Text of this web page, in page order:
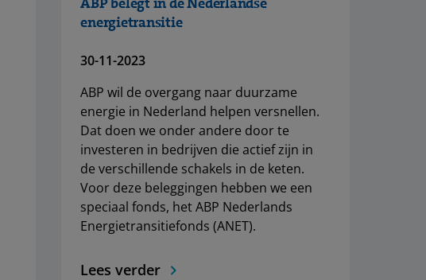
energietransitie
30-11-2023
ABP wil de overgang naar duurzame
energie in Nederland helpen versnellen.
Dat doen we onder andere door te
investeren in bedrijven die actief zijn in
de verschillende schakels in de keten.
Voor deze beleggingen hebben we een
speciaal fonds, het ABP Nederlands
Energietransitiefonds (ANET).
Lees verder